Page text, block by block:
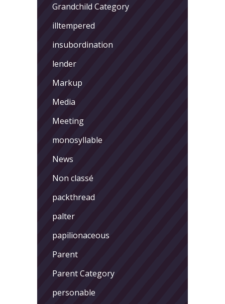
Grandchild Category
illtempered
insubordination
lender
Markup
Media
Meeting
monosyllable
News
Non classé
packthread
palter
papilionaceous
Parent
Parent Category
personable